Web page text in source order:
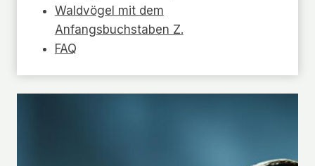
Waldvögel mit dem
Anfangsbuchstaben Z.
FAQ